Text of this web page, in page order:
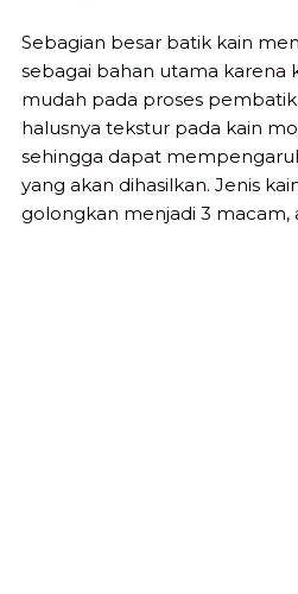
Sebagian besar batik kain
sebagai bahan utama karena
mudah pada proses
halusnya tekstur pada kain
sehingga dapat
yang akan dihasilkan. Jenis
golongkan menjadi 3 macam,